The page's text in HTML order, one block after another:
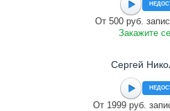
От 500 руб.
Закажите
Сергей
От 1999 руб.